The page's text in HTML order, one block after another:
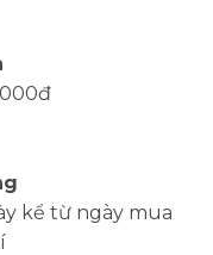
kể từ ngày mua